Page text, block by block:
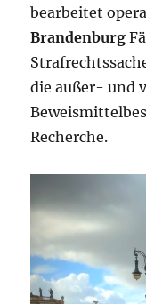
bearbeitet
Brandenburg
die außer- und
Recherche.